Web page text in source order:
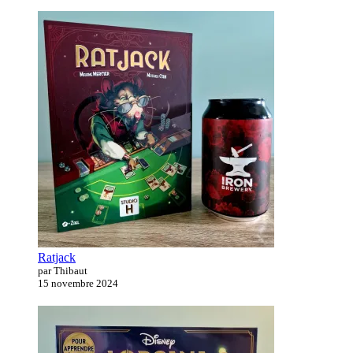
Ratjack
par Thibaut
15 novembre 2024